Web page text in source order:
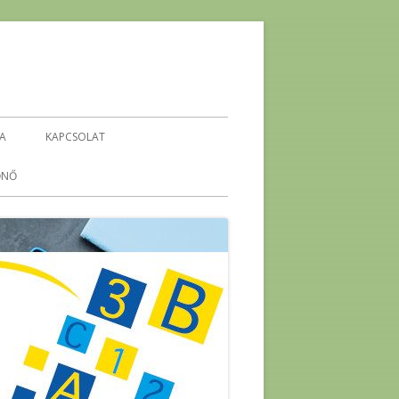
KEHOP-5.4.1-16-2016-00296
ENERGETIKA ÖKO-TÉMAHÉT
ENERGIA PROJEKTHÉT
KAPCSOLAT